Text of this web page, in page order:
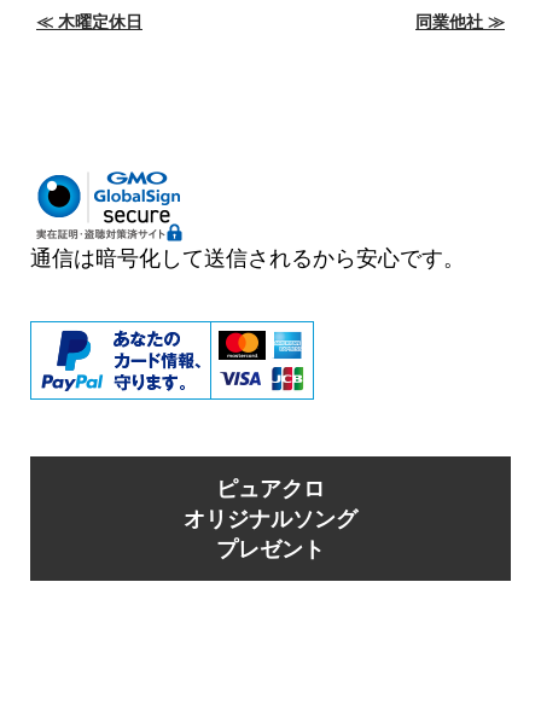
≪ 木曜定休日 同業他社 ≫
通信は暗号化して送信されるから安心です。
ピュアクロ
オリジナルソング
プレゼント